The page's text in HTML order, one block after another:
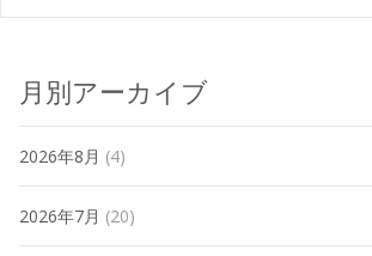
月別アーカイブ
2026年8月 (4)
2026年7月 (20)